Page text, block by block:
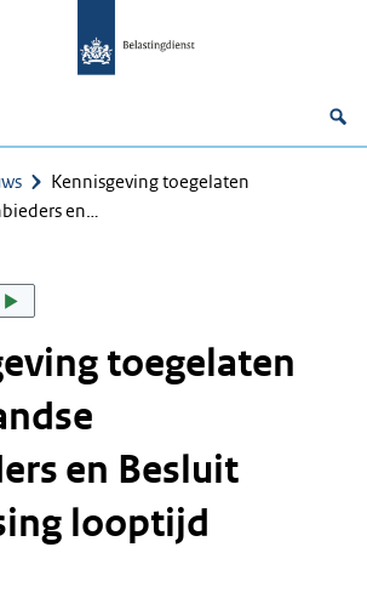
Kennisgeving toegelaten
en…
toegelaten
en Besluit
looptijd